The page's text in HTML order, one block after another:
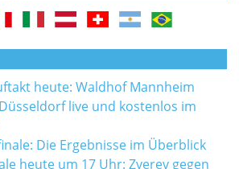
heute: Waldhof Mannheim
live und kostenlos im
Die Ergebnisse im Überblick
heute um 17 Uhr: Zverev gegen